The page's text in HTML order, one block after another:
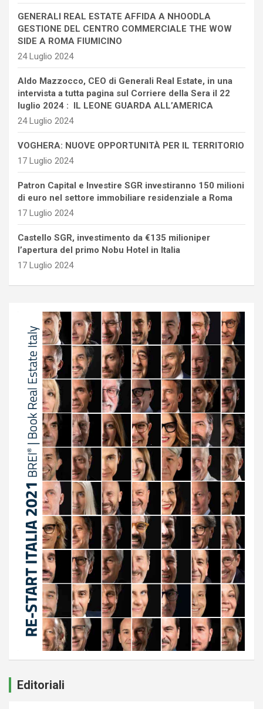
GENERALI REAL ESTATE AFFIDA A NHOODLA
GESTIONE DEL CENTRO COMMERCIALE THE WOW
SIDE A ROMA FIUMICINO
24 Luglio 2024
Aldo Mazzocco, CEO di Generali Real Estate, in una
intervista a tutta pagina sul Corriere della Sera il 22
luglio 2024 : IL LEONE GUARDA ALL’AMERICA
24 Luglio 2024
VOGHERA: NUOVE OPPORTUNITÀ PER IL TERRITORIO
17 Luglio 2024
Patron Capital e Investire SGR investiranno 150 milioni
di euro nel settore immobiliare residenziale a Roma
17 Luglio 2024
Castello SGR, investimento da €135 milioniper
l’apertura del primo Nobu Hotel in Italia
17 Luglio 2024
Editoriali